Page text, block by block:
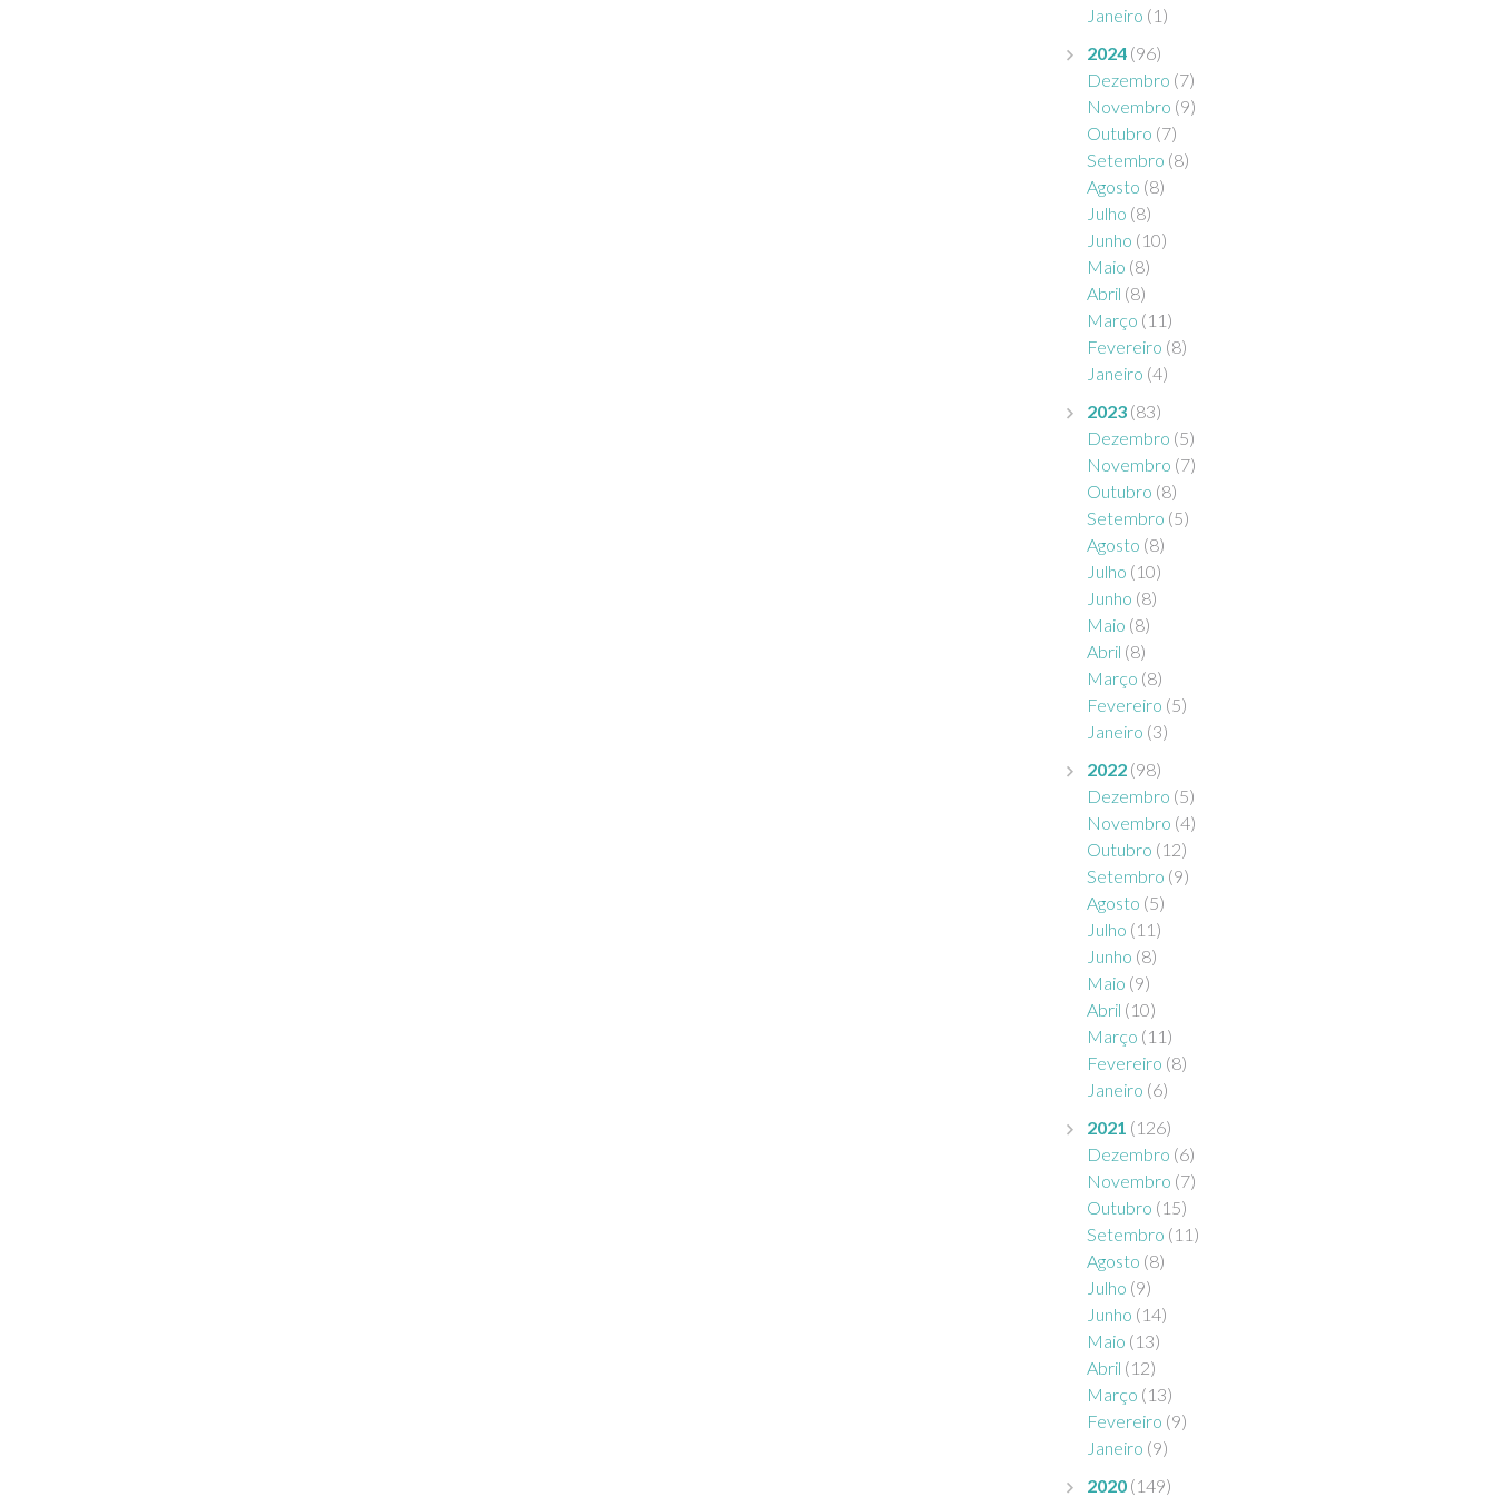
Janeiro (1)
2024 (96)
Dezembro (7)
Novembro (9)
Outubro (7)
Setembro (8)
Agosto (8)
Julho (8)
Junho (10)
Maio (8)
Abril (8)
Março (11)
Fevereiro (8)
Janeiro (4)
2023 (83)
Dezembro (5)
Novembro (7)
Outubro (8)
Setembro (5)
Agosto (8)
Julho (10)
Junho (8)
Maio (8)
Abril (8)
Março (8)
Fevereiro (5)
Janeiro (3)
2022 (98)
Dezembro (5)
Novembro (4)
Outubro (12)
Setembro (9)
Agosto (5)
Julho (11)
Junho (8)
Maio (9)
Abril (10)
Março (11)
Fevereiro (8)
Janeiro (6)
2021 (126)
Dezembro (6)
Novembro (7)
Outubro (15)
Setembro (11)
Agosto (8)
Julho (9)
Junho (14)
Maio (13)
Abril (12)
Março (13)
Fevereiro (9)
Janeiro (9)
2020 (149)